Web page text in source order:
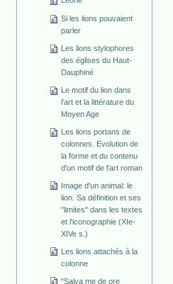
Si les lions pouvaient
parler
Les lions stylophores
des églises du Haut-
Dauphiné
Le motif du lion dans
l'art et la littérature du
Moyen Age
Les lions portans de
colonnes. Evolution de
la forme et du contenu
d'un motif de l'art roman
Image d'un animal: le
lion. Sa définition et ses
"limites" dans les textes
et l'iconographie (XIe-
XIVe s.)
Les lions attachés à la
colonne
"Salva me de ore